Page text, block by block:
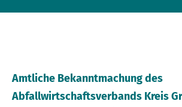
Amtliche Bekanntmachung des
Abfallwirtschaftsverbands Kreis